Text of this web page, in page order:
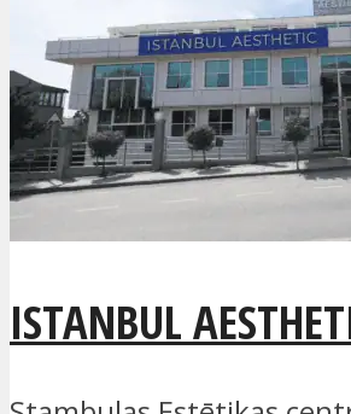
ISTANBUL